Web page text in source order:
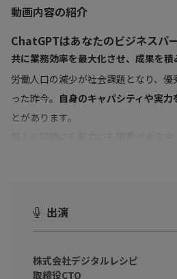
動画内容の紹介
ChatGPTはあなたのビジネスパ
共に業務効率を最大化させ、成果を積
労働人口の減少が社会課題となり、
った昨今。 自身のキャパシティや実
とがあります。
chatGPTは、高度な情報処理能力を
そのため、顧客サポート、キャッチ
出演
株式会社デジタルレシピ
取締役CTO